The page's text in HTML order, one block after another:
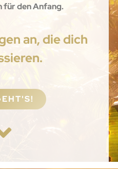
für den Anfang.
an, die dich